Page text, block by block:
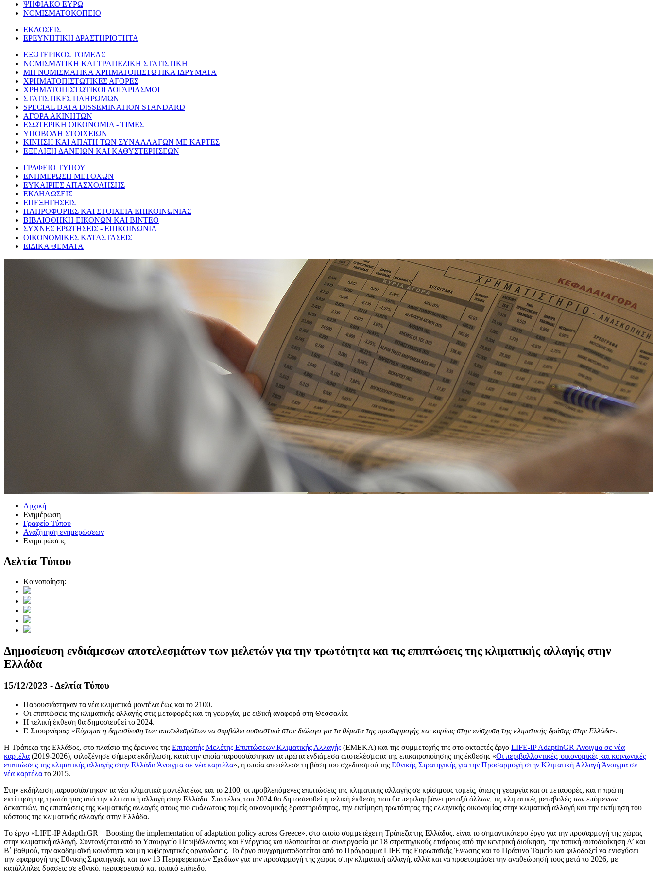
ΨΗΦΙΑΚΟ ΕΥΡΩ
ΝΟΜΙΣΜΑΤΟΚΟΠΕΙΟ
ΕΚΔΟΣΕΙΣ
ΕΡΕΥΝΗΤΙΚΗ ΔΡΑΣΤΗΡΙΟΤΗΤΑ
ΕΞΩΤΕΡΙΚΟΣ ΤΟΜΕΑΣ
ΝΟΜΙΣΜΑΤΙΚΗ ΚΑΙ ΤΡΑΠΕΖΙΚΗ ΣΤΑΤΙΣΤΙΚΗ
ΜΗ ΝΟΜΙΣΜΑΤΙΚΑ ΧΡΗΜΑΤΟΠΙΣΤΩΤΙΚΑ ΙΔΡΥΜΑΤΑ
ΧΡΗΜΑΤΟΠΙΣΤΩΤΙΚΕΣ ΑΓΟΡΕΣ
ΧΡΗΜΑΤΟΠΙΣΤΩΤΙΚΟΙ ΛΟΓΑΡΙΑΣΜΟΙ
ΣΤΑΤΙΣΤΙΚΕΣ ΠΛΗΡΩΜΩΝ
SPECIAL DATA DISSEMINATION STANDARD
ΑΓΟΡΑ ΑΚΙΝΗΤΩΝ
ΕΣΩΤΕΡΙΚΗ ΟΙΚΟΝΟΜΙΑ - ΤΙΜΕΣ
ΥΠΟΒΟΛΗ ΣΤΟΙΧΕΙΩΝ
ΚΙΝΗΣΗ ΚΑΙ ΑΠΑΤΗ ΤΩΝ ΣΥΝΑΛΛΑΓΩΝ ΜΕ ΚΑΡΤΕΣ
ΕΞΕΛΙΞΗ ΔΑΝΕΙΩΝ ΚΑΙ ΚΑΘΥΣΤΕΡΗΣΕΩΝ
ΓΡΑΦΕΙΟ ΤΥΠΟΥ
ΕΝΗΜΕΡΩΣΗ ΜΕΤΟΧΩΝ
ΕΥΚΑΙΡΙΕΣ ΑΠΑΣΧΟΛΗΣΗΣ
ΕΚΔΗΛΩΣΕΙΣ
ΕΠΕΞΗΓΗΣΕΙΣ
ΠΛΗΡΟΦΟΡΙΕΣ ΚΑΙ ΣΤΟΙΧΕΙΑ ΕΠΙΚΟΙΝΩΝΙΑΣ
ΒΙΒΛΙΟΘΗΚΗ ΕΙΚΟΝΩΝ ΚΑΙ ΒΙΝΤΕΟ
ΣΥΧΝΕΣ ΕΡΩΤΗΣΕΙΣ - ΕΠΙΚΟΙΝΩΝΙΑ
ΟΙΚΟΝΟΜΙΚΕΣ ΚΑΤΑΣΤΑΣΕΙΣ
ΕΙΔΙΚΑ ΘΕΜΑΤΑ
Αρχική
Ενημέρωση
Γραφείο Τύπου
Αναζήτηση ενημερώσεων
Ενημερώσεις
Δελτία Τύπου
Κοινοποίηση:
Δημοσίευση ενδιάμεσων αποτελεσμάτων των μελετών για την τρωτότητα και τις επιπτώσεις της κλιματικής αλλαγής στην
Ελλάδα
15/12/2023 - Δελτία Τύπου
Παρουσιάστηκαν τα νέα κλιματικά μοντέλα έως και το 2100.
Οι επιπτώσεις της κλιματικής αλλαγής στις μεταφορές και τη γεωργία, με ειδική αναφορά στη Θεσσαλία.
Η τελική έκθεση θα δημοσιευθεί το 2024.
Γ. Στουρνάρας: «Εύχομαι η δημοσίευση των αποτελεσμάτων να συμβάλει ουσιαστικά στον διάλογο για τα θέματα της προσαρμογής και κυρίως στην ενίσχυση της κλιματικής δράσης στην Ελλάδα».
Η Τράπεζα της Ελλάδος, στο πλαίσιο της έρευνας της Επιτροπής Μελέτης Επιπτώσεων Κλιματικής Αλλαγής (ΕΜΕΚΑ) και της συμμετοχής της στο οκταετές έργο LIFE-IP AdaptInGR Άνοιγμα σε νέα
καρτέλα (2019-2026), φιλοξένησε σήμερα εκδήλωση, κατά την οποία παρουσιάστηκαν τα πρώτα ενδιάμεσα αποτελέσματα της επικαιροποίησης της έκθεσης «Οι περιβαλλοντικές, οικονομικές και κοινωνικές
επιπτώσεις της κλιματικής αλλαγής στην Ελλάδα Άνοιγμα σε νέα καρτέλα», η οποία αποτέλεσε τη βάση του σχεδιασμού της Εθνικής Στρατηγικής για την Προσαρμογή στην Κλιματική Αλλαγή Άνοιγμα σε
νέα καρτέλα το 2015.
Στην εκδήλωση παρουσιάστηκαν τα νέα κλιματικά μοντέλα έως και το 2100, οι προβλεπόμενες επιπτώσεις της κλιματικής αλλαγής σε κρίσιμους τομείς, όπως η γεωργία και οι μεταφορές, και η πρώτη
εκτίμηση της τρωτότητας από την κλιματική αλλαγή στην Ελλάδα. Στο τέλος του 2024 θα δημοσιευθεί η τελική έκθεση, που θα περιλαμβάνει μεταξύ άλλων, τις κλιματικές μεταβολές των επόμενων
δεκαετιών, τις επιπτώσεις της κλιματικής αλλαγής στους πιο ευάλωτους τομείς οικονομικής δραστηριότητας, την εκτίμηση τρωτότητας της ελληνικής οικονομίας στην κλιματική αλλαγή και την εκτίμηση του
κόστους της κλιματικής αλλαγής στην Ελλάδα.
Tο έργο «LIFE-IP AdaptInGR – Boosting the implementation of adaptation policy across Greece», στο οποίο συμμετέχει η Τράπεζα της Ελλάδος, είναι το σημαντικότερο έργο για την προσαρμογή της χώρας
στην κλιματική αλλαγή. Συντονίζεται από το Υπουργείο Περιβάλλοντος και Ενέργειας και υλοποιείται σε συνεργασία με 18 στρατηγικούς εταίρους από την κεντρική διοίκηση, την τοπική αυτοδιοίκηση Α’ και
Β΄ βαθμού, την ακαδημαϊκή κοινότητα και μη κυβερνητικές οργανώσεις. Το έργο συγχρηματοδοτείται από το Πρόγραμμα LIFE της Ευρωπαϊκής Ένωσης και το Πράσινο Ταμείο και φιλοδοξεί να ενισχύσει
την εφαρμογή της Εθνικής Στρατηγικής και των 13 Περιφερειακών Σχεδίων για την προσαρμογή της χώρας στην κλιματική αλλαγή, αλλά και να προετοιμάσει την αναθεώρησή τους μετά το 2026, με
κατάλληλες δράσεις σε εθνικό, περιφερειακό και τοπικό επίπεδο.